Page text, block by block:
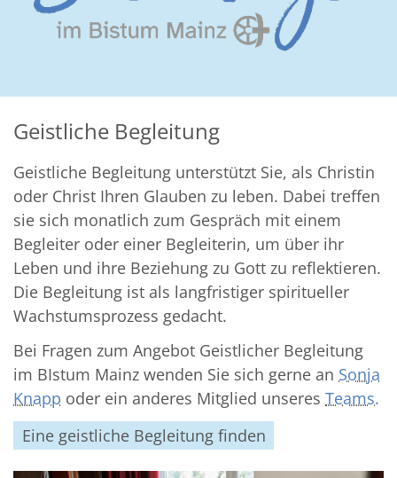
Geistliche Begleitung
Geistliche Begleitung unterstützt Sie, als Christin
oder Christ Ihren Glauben zu leben. Dabei treffen
sie sich monatlich zum Gespräch mit einem
Begleiter oder einer Begleiterin, um über ihr
Leben und ihre Beziehung zu Gott zu reflektieren.
Die Begleitung ist als langfristiger spiritueller
Wachstumsprozess gedacht.
Bei Fragen zum Angebot Geistlicher Begleitung
im BIstum Mainz wenden Sie sich gerne an Sonja
Knapp oder ein anderes Mitglied unseres Teams.
Eine geistliche Begleitung finden